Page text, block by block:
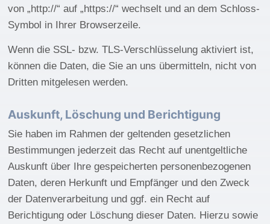
von „http://“ auf „https://“ wechselt und an dem Schloss-
Symbol in Ihrer Browserzeile.
Wenn die SSL- bzw. TLS-Verschlüsselung aktiviert ist,
können die Daten, die Sie an uns übermitteln, nicht von
Dritten mitgelesen werden.
Auskunft, Löschung und Berichtigung
Sie haben im Rahmen der geltenden gesetzlichen
Bestimmungen jederzeit das Recht auf unentgeltliche
Auskunft über Ihre gespeicherten personenbezogenen
Daten, deren Herkunft und Empfänger und den Zweck
der Datenverarbeitung und ggf. ein Recht auf
Berichtigung oder Löschung dieser Daten. Hierzu sowie